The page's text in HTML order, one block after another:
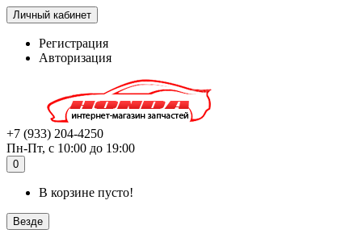
Личный кабинет
Регистрация
Авторизация
+7 (933) 204-4250
Пн-Пт, с 10:00 до 19:00
0
В корзине пусто!
Везде